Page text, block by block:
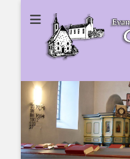
Ev. Kirchengemeinde